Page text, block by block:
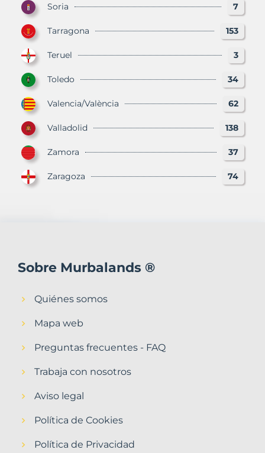
Soria 7
Tarragona 153
Teruel 3
Toledo 34
Valencia/València 62
Valladolid 138
Zamora 37
Zaragoza 74
Sobre Murbalands ®
Quiénes somos
Mapa web
Preguntas frecuentes - FAQ
Trabaja con nosotros
Aviso legal
Política de Cookies
Política de Privacidad